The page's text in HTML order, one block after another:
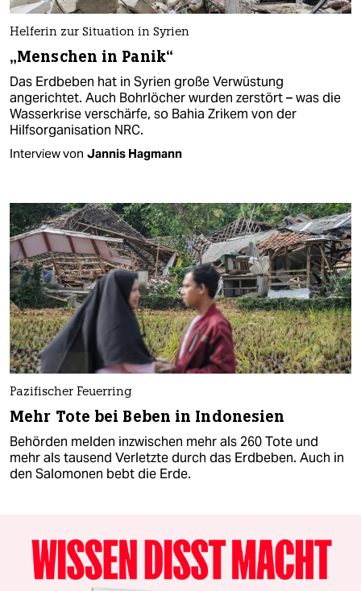
Helferin zur Situation in Syrien
„Menschen in Panik“
Das Erdbeben hat in Syrien große Verwüstung
angerichtet. Auch Bohrlöcher wurden zerstört – was die
Wasserkrise verschärfe, so Bahia Zrikem von der
Hilfsorganisation NRC.
Interview von Jannis Hagmann
Pazifischer Feuerring
Mehr Tote bei Beben in Indonesien
Behörden melden inzwischen mehr als 260 Tote und
mehr als tausend Verletzte durch das Erdbeben. Auch in
den Salomonen bebt die Erde.